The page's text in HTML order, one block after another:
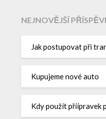
NEJNOVĚJŠÍ
Jak postupovat při
Kupujeme nové auto
Kdy použít příípravek